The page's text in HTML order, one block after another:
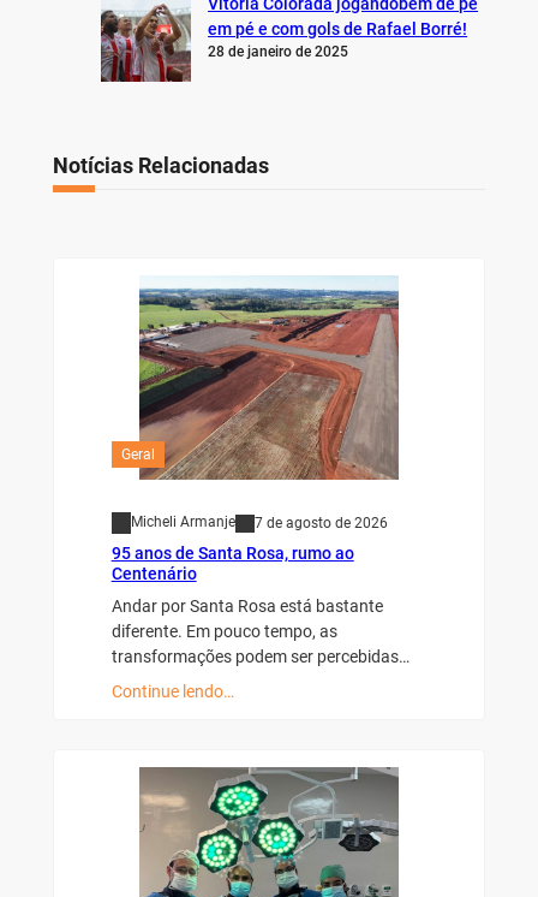
Vitória Colorada jogandobem de pé
em pé e com gols de Rafael Borré!
28 de janeiro de 2025
Notícias Relacionadas
Geral
Micheli Armanje 7 de agosto de 2026
95 anos de Santa Rosa, rumo ao
Centenário
Andar por Santa Rosa está bastante
diferente. Em pouco tempo, as
transformações podem ser percebidas…
Continue lendo…